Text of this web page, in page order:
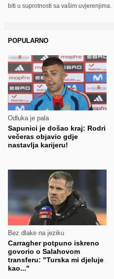
biti u suprotnosti sa vašim uvjerenjima.
POPULARNO
Odluka je pala
Sapunici je došao kraj: Rodri
večeras objavio gdje
nastavlja karijeru!
Bez dlake na jeziku
Carragher potpuno iskreno
govorio o Salahovom
transferu: "Turska mi djeluje
kao..."